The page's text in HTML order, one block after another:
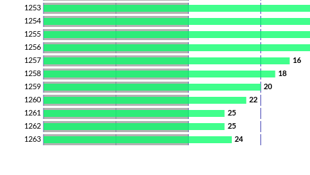
1253
1254
1255
1256
16
1257
18
1258
20
1259
22
1260
25
1261
25
1262
24
1263